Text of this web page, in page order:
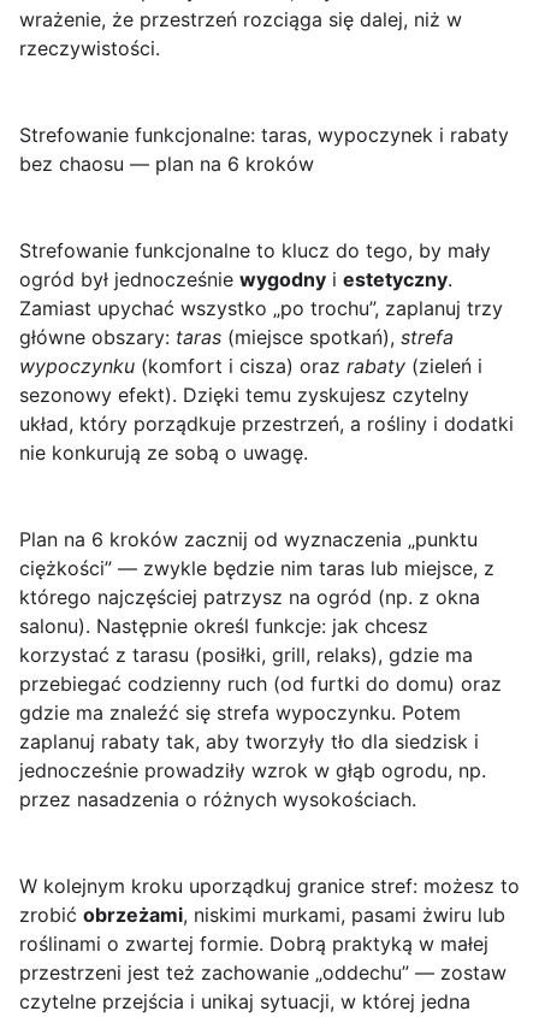
wrażenie, że przestrzeń rozciąga się dalej, niż w
rzeczywistości.
Strefowanie funkcjonalne: taras, wypoczynek i rabaty
bez chaosu — plan na 6 kroków
Strefowanie funkcjonalne to klucz do tego, by mały
ogród był jednocześnie wygodny i estetyczny.
Zamiast upychać wszystko „po trochu”, zaplanuj trzy
główne obszary: taras (miejsce spotkań), strefa
wypoczynku (komfort i cisza) oraz rabaty (zieleń i
sezonowy efekt). Dzięki temu zyskujesz czytelny
układ, który porządkuje przestrzeń, a rośliny i dodatki
nie konkurują ze sobą o uwagę.
Plan na 6 kroków zacznij od wyznaczenia „punktu
ciężkości” — zwykle będzie nim taras lub miejsce, z
którego najczęściej patrzysz na ogród (np. z okna
salonu). Następnie określ funkcje: jak chcesz
korzystać z tarasu (posiłki, grill, relaks), gdzie ma
przebiegać codzienny ruch (od furtki do domu) oraz
gdzie ma znaleźć się strefa wypoczynku. Potem
zaplanuj rabaty tak, aby tworzyły tło dla siedzisk i
jednocześnie prowadziły wzrok w głąb ogrodu, np.
przez nasadzenia o różnych wysokościach.
W kolejnym kroku uporządkuj granice stref: możesz to
zrobić obrzeżami, niskimi murkami, pasami żwiru lub
roślinami o zwartej formie. Dobrą praktyką w małej
przestrzeni jest też zachowanie „oddechu” — zostaw
czytelne przejścia i unikaj sytuacji, w której jedna